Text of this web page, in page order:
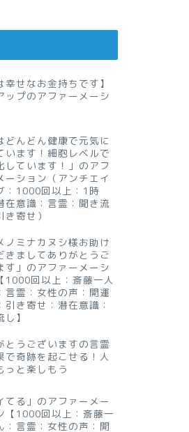
幸せなお金持ちです】
ップのアファーメーシ
どんどん健康で元気に
います！細胞レベルで
しています！」のアフ
ーション（アンチエイ
：1000回以上：1時
在意識：言霊：聞き流
き寄せ）
ノミナカヌシ様お助け
きましてありがとうご
す」のアファーメーシ
1000回以上：斎藤一人
言霊：女性の声：開運
引き寄せ：潜在意識：
】
とうございますの言霊
で奇跡を起こせる！人
っと楽しもう
てる」のアファーメー
【1000回以上：斎藤一
：言霊：女性の声：開